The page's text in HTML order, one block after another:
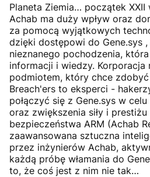
Planeta Ziemia… początek XXII
Achab ma duży wpływ oraz
za pomocą wyjątkowych
dzięki dostępowi do Gene.sys
nieznanego pochodzenia,
informacji i wiedzy. Korporacja
podmiotem, który chce
Breach'ers to eksperci -
połączyć się z Gene.sys w
oraz zwiększenia siły i
bezpieczeństwa ARM (Achab
zaawansowana sztuczna
przez inżynierów Achab,
każdą próbę włamania do
to, że coś jest z nim nie tak…